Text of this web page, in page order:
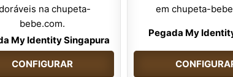
My Identity Singapura
CONFIGURAR
Pegada My